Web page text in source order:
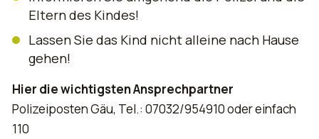
Eltern des Kindes!
Lassen Sie das Kind nicht alleine nach Hause
gehen!
Hier die wichtigsten Ansprechpartner
Polizeiposten Gäu, Tel.: 07032/954910 oder einfach
110